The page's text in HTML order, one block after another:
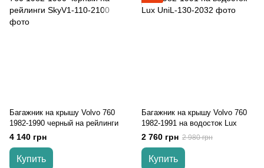
Багажник на крышу Volvo 760
1982-1990 черный на рейлинги
4 140 грн
Купить
Багажник на крышу Volvo 760
1982-1991 на водосток Lux
2 760 грн 2 980 грн
Купить